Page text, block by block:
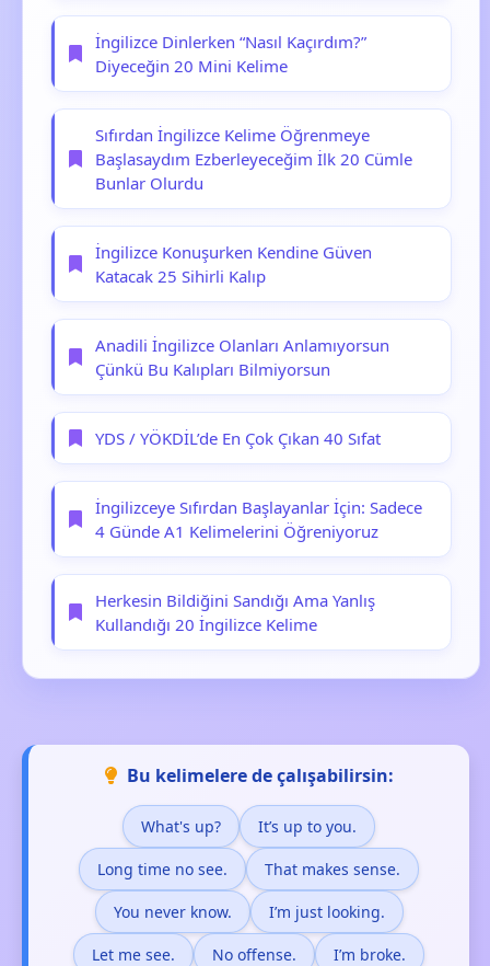
İngilizce Dinlerken “Nasıl Kaçırdım?”
Diyeceğin 20 Mini Kelime
Sıfırdan İngilizce Kelime Öğrenmeye
Başlasaydım Ezberleyeceğim İlk 20 Cümle
Bunlar Olurdu
İngilizce Konuşurken Kendine Güven
Katacak 25 Sihirli Kalıp
Anadili İngilizce Olanları Anlamıyorsun
Çünkü Bu Kalıpları Bilmiyorsun
YDS / YÖKDİL’de En Çok Çıkan 40 Sıfat
İngilizceye Sıfırdan Başlayanlar İçin: Sadece
4 Günde A1 Kelimelerini Öğreniyoruz
Herkesin Bildiğini Sandığı Ama Yanlış
Kullandığı 20 İngilizce Kelime
Bu kelimelere de çalışabilirsin:
What's up? It’s up to you.
Long time no see. That makes sense.
You never know. I’m just looking.
Let me see. No offense. I’m broke.